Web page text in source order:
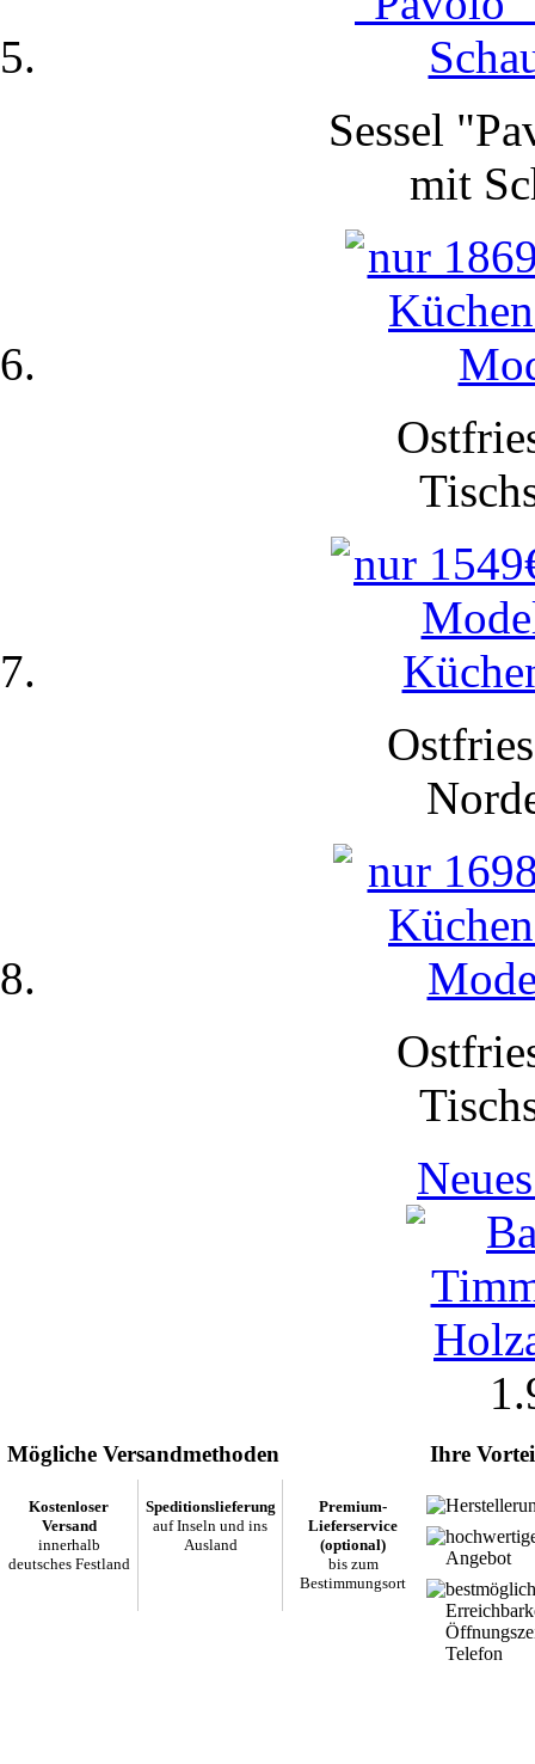
Sessel
mit
Mögliche Versandmethoden
Kostenloser
Versand
innerhalb
deutsches Festland
Speditionslieferung
auf Inseln und ins
Ausland
Premium-
Lieferservice
(optional)
bis zum
Bestimmungsort
Ihre
Angebot
Telefon